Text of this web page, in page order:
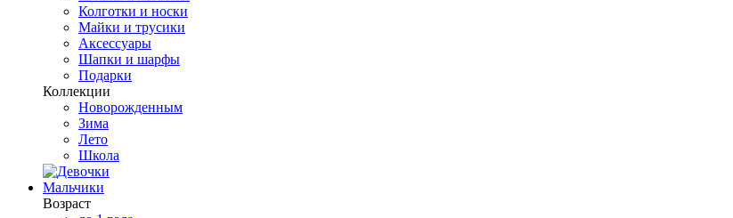
Колготки и носки
Майки и трусики
Аксессуары
Шапки и шарфы
Подарки
Коллекции
Новорожденным
Зима
Лето
Школа
Мальчики
Возраст